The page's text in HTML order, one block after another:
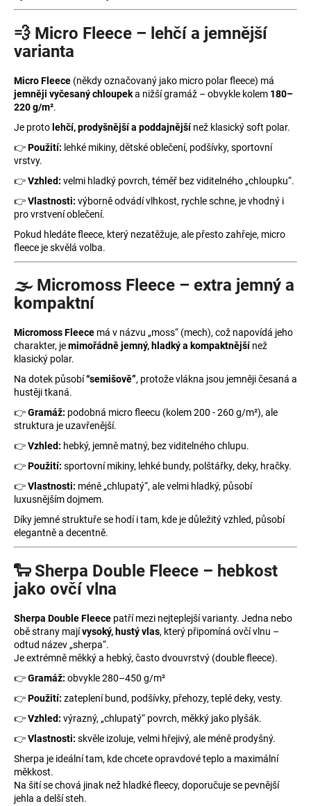
💨 Micro Fleece – lehčí a jemnější
varianta
Micro Fleece (někdy označovaný jako micro polar fleece) má
jemněji vyčesaný chloupeka nižší gramáž – obvykle kolem 180–
220 g/m².
Je protolehčí, prodyšnější a poddajnějšínež klasický soft polar.
👉Použití: lehké mikiny, dětské oblečení, podšívky, sportovní
vrstvy.
👉Vzhled: velmi hladký povrch, téměř bez viditelného „chloupku“.
👉Vlastnosti: výborně odvádí vlhkost, rychle schne, je vhodný i
pro vrstvení oblečení.
Pokud hledáte fleece, který nezatěžuje, ale přesto zahřeje, micro
fleece je skvělá volba.
🌫️ Micromoss Fleece – extra jemný a
kompaktní
Micromoss Fleece má v názvu „moss“ (mech), což napovídá jeho
charakter, jemimořádně jemný, hladký a kompaktnějšínež
klasický polar.
Na dotek působí“semišově”, protože vlákna jsou jemněji česaná a
hustěji tkaná.
👉Gramáž: podobná micro fleecu (kolem 200 - 260 g/m²), ale
struktura je uzavřenější.
👉Vzhled: hebký, jemně matný, bez viditelného chlupu.
👉Použití: sportovní mikiny, lehké bundy, polštářky, deky, hračky.
👉Vlastnosti: méně „chlupatý“, ale velmi hladký, působí
luxusnějším dojmem.
Díky jemné struktuře se hodí i tam, kde je důležitý vzhled, působí
elegantně a decentně.
🐑 Sherpa Double Fleece – hebkost
jako ovčí vlna
Sherpa Double Fleece patří mezi nejteplejší varianty. Jedna nebo
obě strany majívysoký, hustý vlas, který připomíná ovčí vlnu –
odtud název „sherpa“.
Je extrémně měkký a hebký, často dvouvrstvý (double fleece).
👉Gramáž: obvykle 280–450 g/m²
👉Použití: zateplení bund, podšívky, přehozy, teplé deky, vesty.
👉Vzhled: výrazný, „chlupatý“ povrch, měkký jako plyšák.
👉Vlastnosti: skvěle izoluje, velmi hřejivý, ale méně prodyšný.
Sherpa je ideální tam, kde chcete opravdové teplo a maximální
měkkost.
Na šití se chová jinak než hladké fleecy, doporučuje se pevnější
jehla a delší steh.